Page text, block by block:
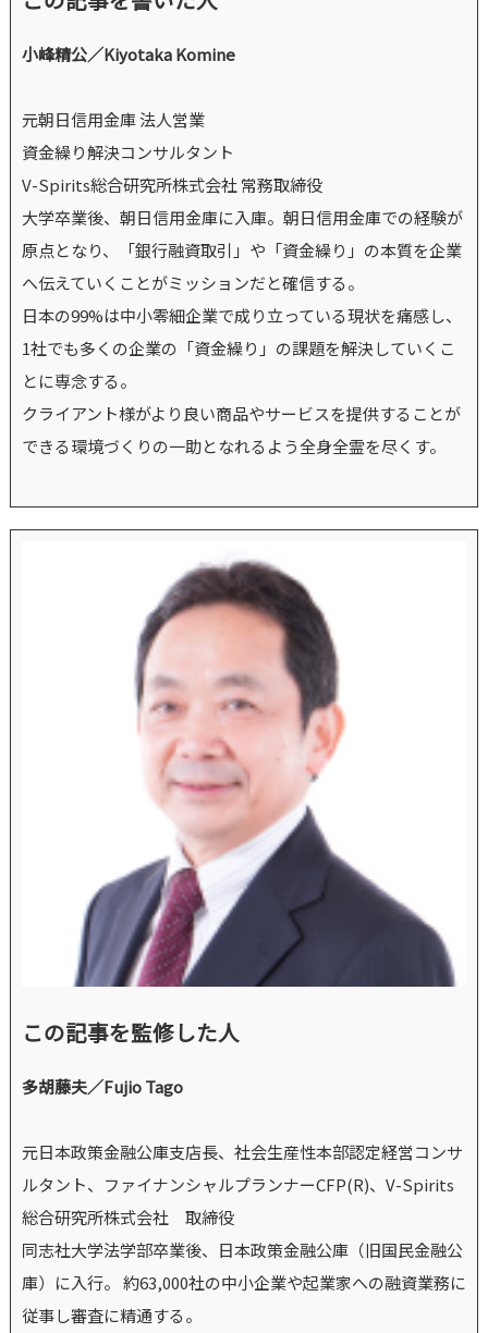
小峰精公／Kiyotaka Komine
元朝日信用金庫 法人営業
資金繰り解決コンサルタント
V-Spirits総合研究所株式会社 常務取締役
大学卒業後、朝日信用金庫に入庫。朝日信用金庫での経験が
原点となり、「銀行融資取引」や「資金繰り」の本質を企業
へ伝えていくことがミッションだと確信する。
日本の99%は中小零細企業で成り立っている現状を痛感し、
1社でも多くの企業の「資金繰り」の課題を解決していくこ
とに専念する。
クライアント様がより良い商品やサービスを提供することが
できる環境づくりの一助となれるよう全身全霊を尽くす。
この記事を監修した人
多胡藤夫／Fujio Tago
元日本政策金融公庫支店長、社会生産性本部認定経営コンサ
ルタント、ファイナンシャルプランナーCFP(R)、V-Spirits
総合研究所株式会社 取締役
同志社大学法学部卒業後、日本政策金融公庫（旧国民金融公
庫）に入行。 約63,000社の中小企業や起業家への融資業務に
従事し審査に精通する。